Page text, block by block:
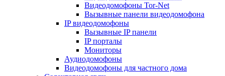
Видеодомофоны Tor-Net
Вызывные панели видеодомофона
IP видеодомофоны
Вызывные IP панели
IP порталы
Мониторы
Аудиодомофоны
Видеодомофоны для частного дома